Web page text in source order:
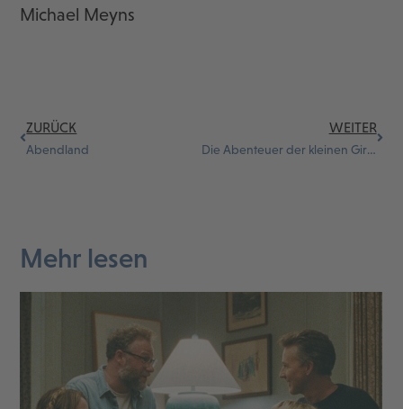
Michael Meyns
ZURÜCK
Abendland
WEITER
Die Abenteuer der kleinen Giraffe Zarafa
Mehr lesen